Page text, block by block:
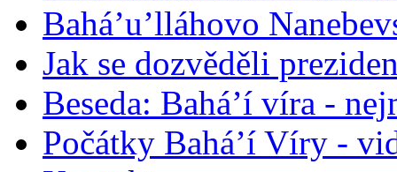
Bahá’u’lláhovo
Jak se dozvěděli
Beseda: Bahá’í víra -
Počátky Bahá’í Víry -